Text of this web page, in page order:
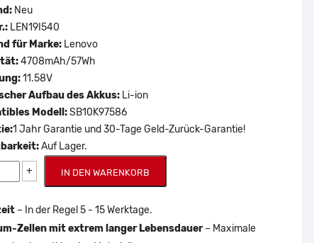
Neu
LEN19I540
für Marke: Lenovo
4708mAh/57Wh
11.58V
Aufbau des Akkus: Li-ion
Modell:SB10K97586
1 Jahr Garantie und 30-Tage Geld-Zurück-Garantie!
Auf Lager.
+ IN DEN WARENKORB
– In der Regel 5 - 15 Werktage.
Zellen mit extrem langer Lebensdauer– Maximale